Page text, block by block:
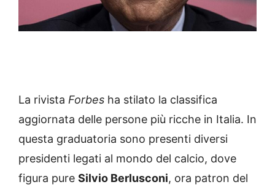
La rivista Forbes ha stilato la classifica
aggiornata delle persone più ricche in Italia. In
questa graduatoria sono presenti diversi
presidenti legati al mondo del calcio, dove
figura pure Silvio Berlusconi, ora patron del